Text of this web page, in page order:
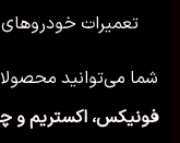
تعمیرات
شما می‌توانید
فونیکس، اکستریم و